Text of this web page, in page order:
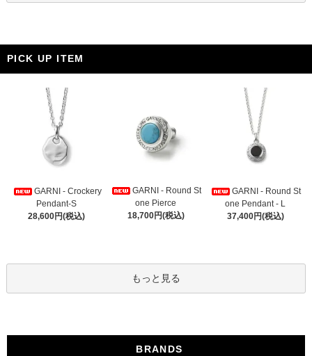
PICK UP ITEM
GARNI - Crockery
Pendant-S
28,600円(税込)
GARNI - Round St
one Pierce
18,700円(税込)
GARNI - Round St
one Pendant - L
37,400円(税込)
もっと見る
BRANDS